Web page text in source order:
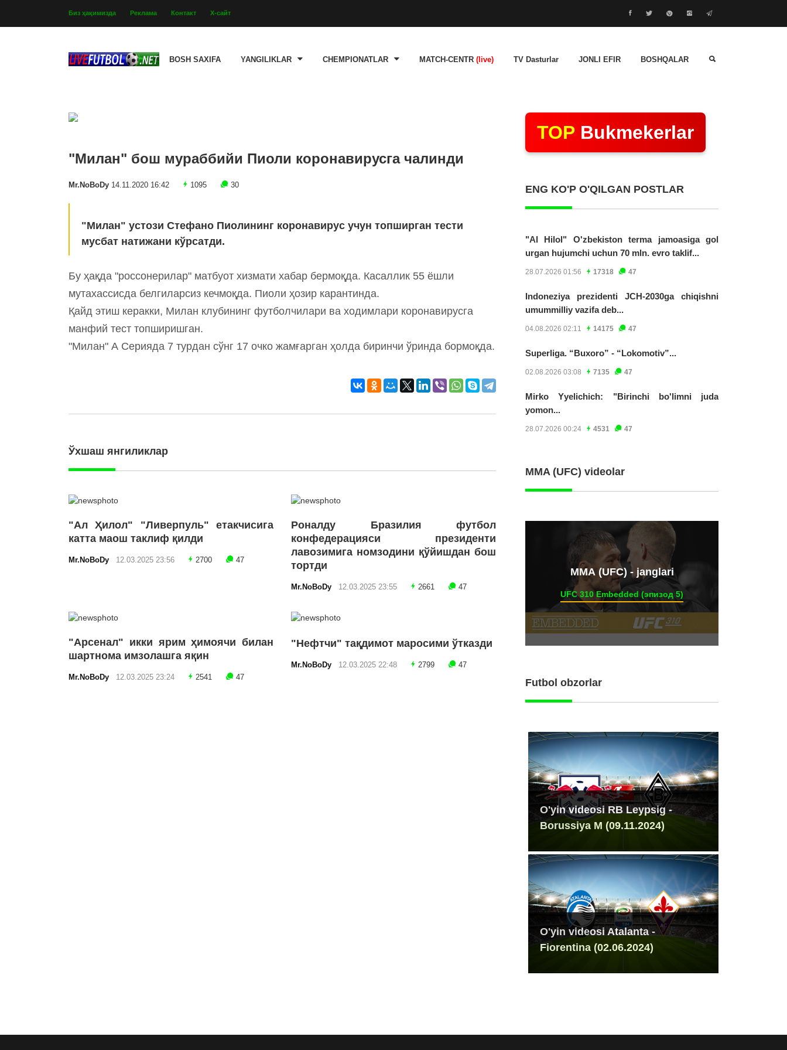
Биз ҳақимизда Реклама Контакт Х-сайт
BOSH SAXIFA YANGILIKLAR CHEMPIONATLAR MATCH-CENTR (live) TV Dasturlar JONLI EFIR BOSHQALAR
"Милан" бош мураббийи Пиоли коронавирусга чалинди
Mr.NoBoDy 14.11.2020 16:42 1095 30
"Милан" устози Стефано Пиолининг коронавирус учун топширган тести
мусбат натижани кўрсатди.
Бу ҳақда "россонерилар" матбуот хизмати хабар бермоқда. Касаллик 55 ёшли
мутахассисда белгиларсиз кечмоқда. Пиоли ҳозир карантинда.
Қайд этиш керакки, Милан клубининг футболчилари ва ходимлари коронавирусга
манфий тест топширишган.
"Милан" А Серияда 7 турдан сўнг 17 очко жамғарган ҳолда биринчи ўринда бормоқда.
Ўхшаш янгиликлар
"Ал Ҳилол" "Ливерпуль" етакчисига
катта маош таклиф қилди
Mr.NoBoDy 12.03.2025 23:56 2700 47
Роналду Бразилия футбол
конфедерацияси президенти
лавозимига номзодини қўйишдан бош
тортди
Mr.NoBoDy 12.03.2025 23:55 2661 47
"Арсенал" икки ярим ҳимоячи билан
шартнома имзолашга яқин
Mr.NoBoDy 12.03.2025 23:24 2541 47
"Нефтчи" тақдимот маросими ўтказди
Mr.NoBoDy 12.03.2025 22:48 2799 47
TOP Bukmekerlar
ENG KO'P O'QILGAN POSTLAR
"Al Hilol" O'zbekiston terma jamoasiga gol
urgan hujumchi uchun 70 mln. evro taklif...
28.07.2026 01:56 17318 47
Indoneziya prezidenti JCH-2030ga chiqishni
umummilliy vazifa deb...
04.08.2026 02:11 14175 47
Superliga. “Buxoro” - “Lokomotiv”...
02.08.2026 03:08 7135 47
Mirko Yyelichich: "Birinchi bo'limni juda
yomon...
28.07.2026 00:24 4531 47
MMA (UFC) videolar
ММА (UFC) - janglari
UFC 310 Embedded (эпизод 5)
Futbol obzorlar
O'yin videosi RB Leypsig -
Borussiya M (09.11.2024)
O'yin videosi Atalanta -
Fiorentina (02.06.2024)